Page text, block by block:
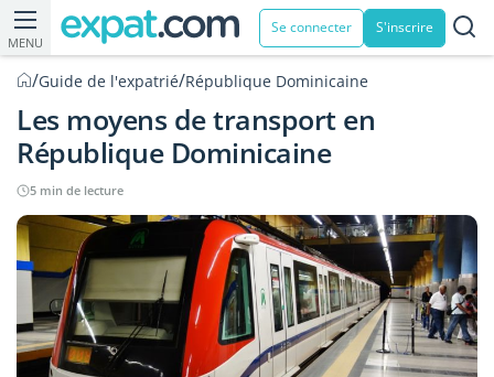
MENU
Se connecter S'inscrire
/Guide de l'expatrié/République Dominicaine
Les moyens de transport en
République Dominicaine
5 min de lecture